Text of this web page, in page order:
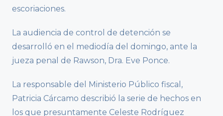
escoriaciones.
La audiencia de control de detención se
desarrolló en el mediodía del domingo, ante la
jueza penal de Rawson, Dra. Eve Ponce.
La responsable del Ministerio Público fiscal,
Patricia Cárcamo describió la serie de hechos en
los que presuntamente Celeste Rodríguez